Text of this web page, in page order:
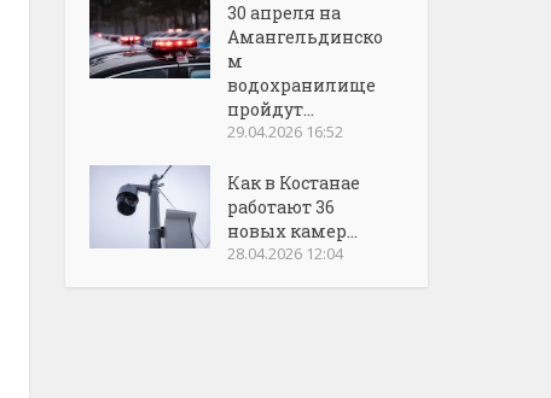
30 апреля на
Амангельдинско
м
водохранилище
пройдут...
29.04.2026 16:52
Как в Костанае
работают 36
новых камер...
28.04.2026 12:04